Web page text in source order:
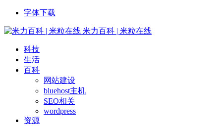
字体下载
米力百科 | 米粒在线
科技
生活
百科
网站建设
bluehost主机
SEO相关
wordpress
资源